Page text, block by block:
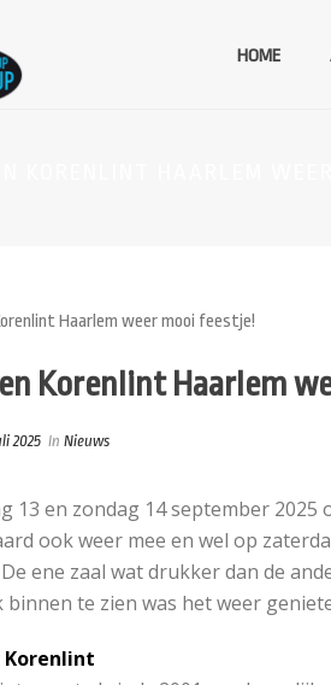
HOME
Korenlint Haarlem
2025 In Nieuws
13 en zondag 14 september
ook weer mee en wel op
De ene zaal wat drukker dan de
te zien was het weer
Korenlint